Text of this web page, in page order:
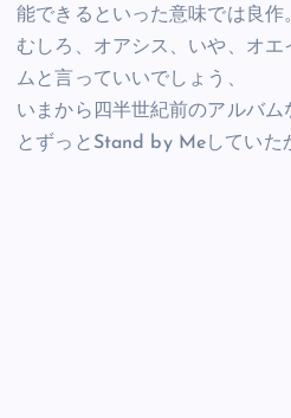
能できるといった意味では良作
むしろ、オアシス、いや、オ
ムと言っていいでしょう、
いまから四半世紀前のアルバ
とずっとStand by Meしていた